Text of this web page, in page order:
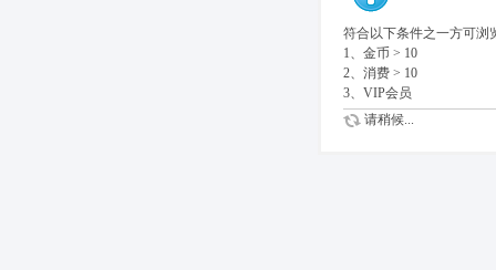
符合以下条件之一方可浏
1、金币 > 10
2、消费 > 10
3、VIP会员
请稍候...